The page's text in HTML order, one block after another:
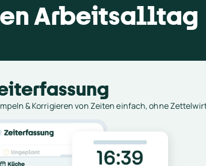
Arbeitsalltag
& Korrigieren von Zeiten einfach, ohne